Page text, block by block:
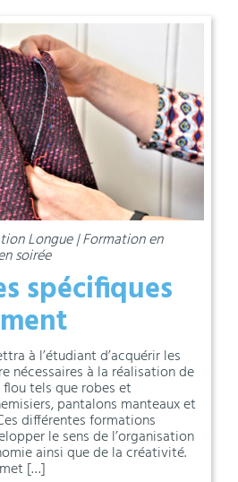
Longue | Formation en
soirée
spécifiques
à l’étudiant d’acquérir les
nécessaires à la réalisation de
tels que robes et
pantalons manteaux et
différentes formations
le sens de l’organisation
ainsi que de la créativité.
[…]